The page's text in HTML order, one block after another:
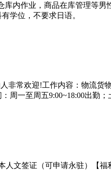
内作业，商品在库管理等
学位，不要求日语。
非常欢迎!工作内容：物流货
一至周五9:00~18:00出勤；
文签证（可申请永驻）【